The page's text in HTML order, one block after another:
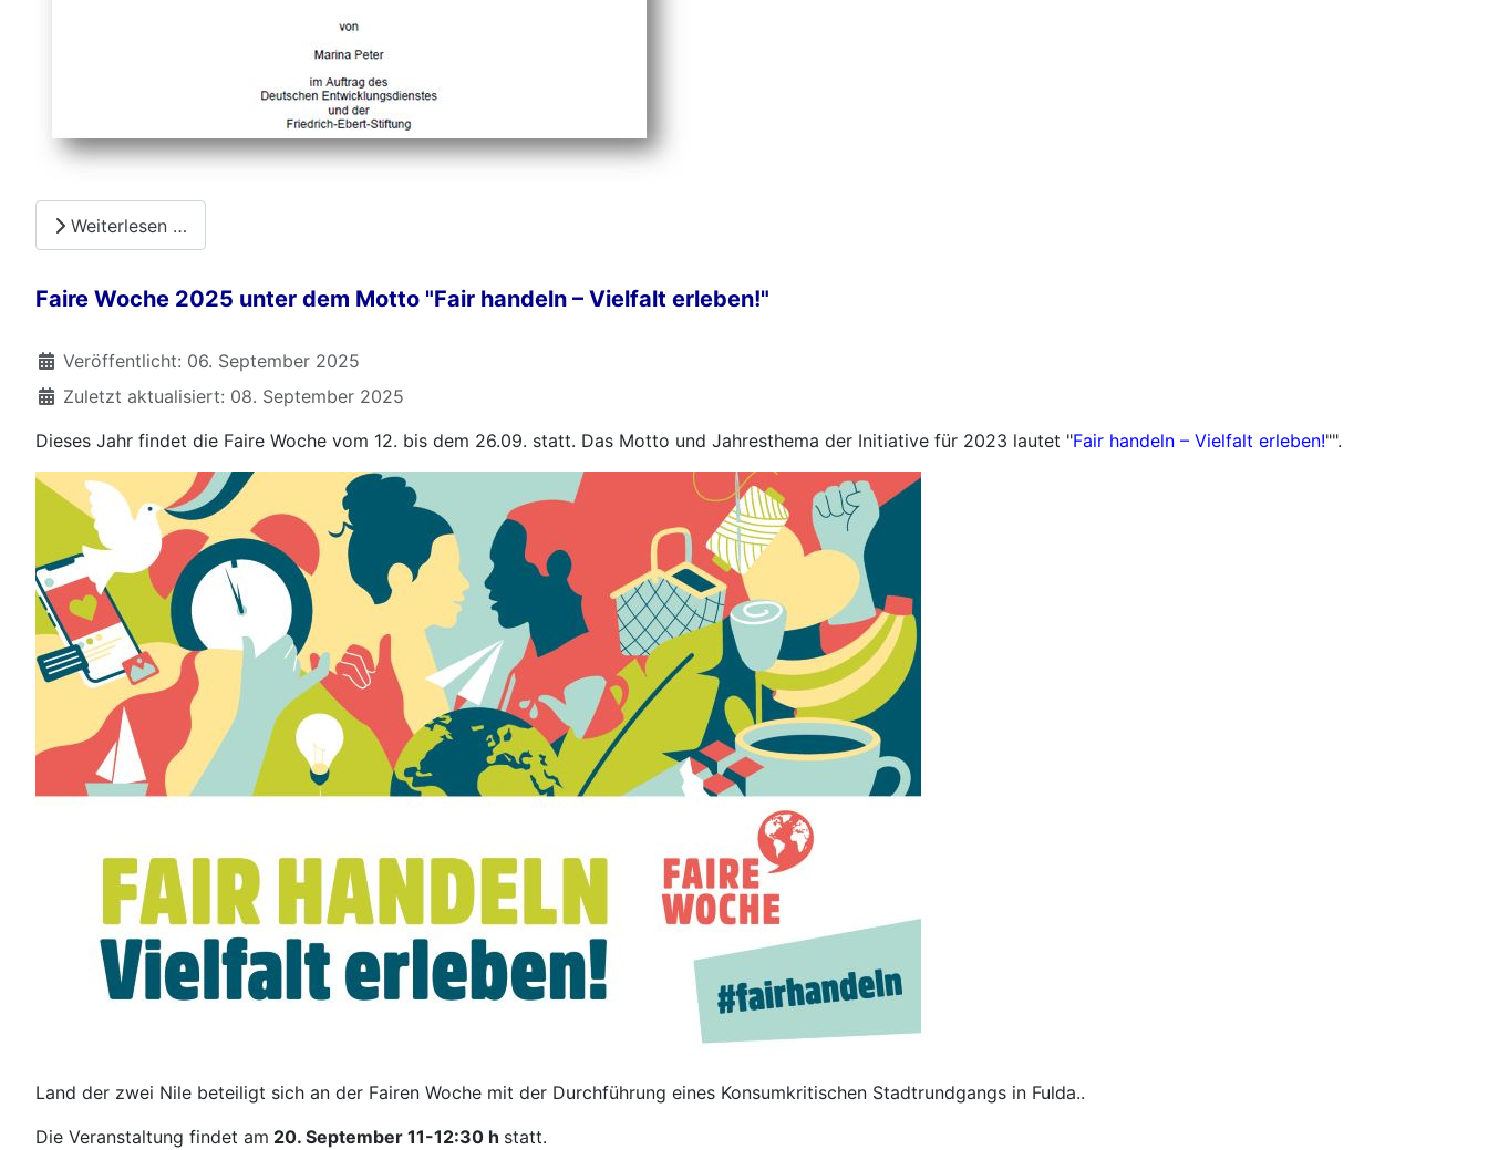
Weiterlesen …
Faire Woche 2025 unter dem Motto "Fair handeln – Vielfalt erleben!"
Veröffentlicht: 06. September 2025
Zuletzt aktualisiert: 08. September 2025
Dieses Jahr findet die Faire Woche vom 12. bis dem 26.09. statt. Das Motto und Jahresthema der Initiative für 2023 lautet "Fair handeln – Vielfalt erleben!"".
Land der zwei Nile beteiligt sich an der Fairen Woche mit der Durchführung eines Konsumkritischen Stadtrundgangs in Fulda..
Die Veranstaltung findet am 20. September 11-12:30 h statt.